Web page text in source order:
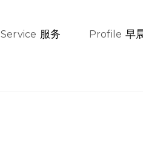
Service 服务 Profile 早